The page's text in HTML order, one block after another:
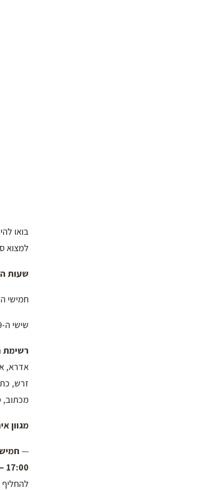
בואו
למצוא
שעות
חמישי ה-12/9: 17:00 -
שישי ה-13/9: 9:00 – 13:00
רשימת
אדרא,
זרש,
מכתוב,
מגוון
— חמישי
17:00 – 18:00 | טרמינל